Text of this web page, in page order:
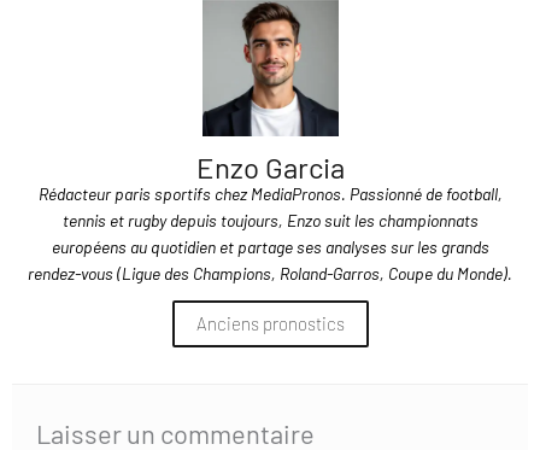
Enzo Garcia
Rédacteur paris sportifs chez MediaPronos. Passionné de football,
tennis et rugby depuis toujours, Enzo suit les championnats
européens au quotidien et partage ses analyses sur les grands
rendez-vous (Ligue des Champions, Roland-Garros, Coupe du Monde).
Anciens pronostics
Laisser un commentaire